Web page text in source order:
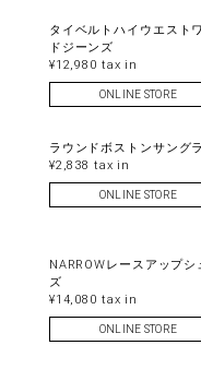
タイベルトハイウエスト
ドジーンズ
¥12,980 tax in
ONLINE STORE
ラウンドボストンサング
¥2,838 tax in
ONLINE STORE
NARROWレースアップシ
ズ
¥14,080 tax in
ONLINE STORE